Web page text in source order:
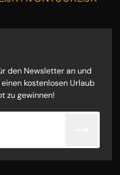
den Newsletter an und
kostenlosen Urlaub
zu gewinnen!